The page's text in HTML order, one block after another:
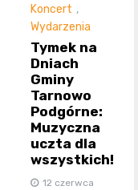
Koncert ,
Wydarzenia
Tymek na
Dniach
Gminy
Tarnowo
Podgórne:
Muzyczna
uczta dla
wszystkich!
12 czerwca